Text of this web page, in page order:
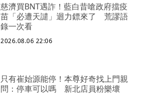
慈濟買BNT遇詐！藍白昔嗆政府擋疫
苗「必遭天譴」迴力鏢來了 荒謬語
錄一次看
2026.08.06 22:06
只有崔始源能停！本尊好奇找上門親
問：停車可以嗎 新北店員粉樂壞